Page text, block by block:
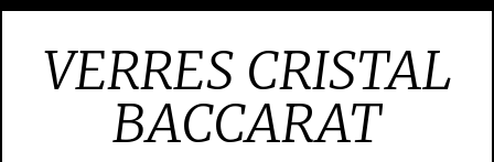
VERRES CRISTAL
BACCARAT